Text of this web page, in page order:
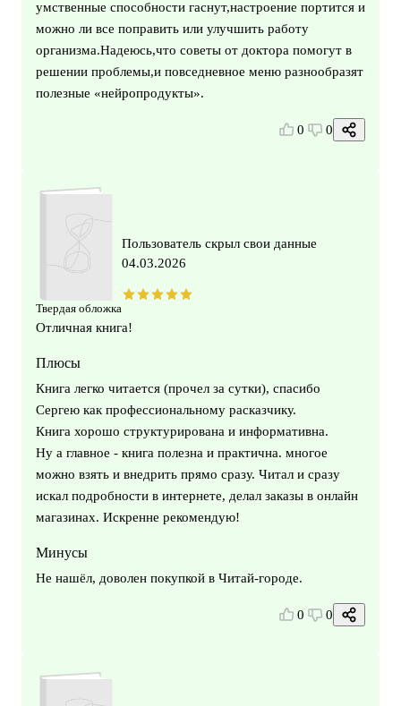
умственные способности гаснут,настроение портится и
можно ли все поправить или улучшить работу
организма.Надеюсь,что советы от доктора помогут в
решении проблемы,и повседневное меню разнообразят
полезные «нейропродукты».
0 0
Твердая обложка
Пользователь скрыл свои данные
04.03.2026
Отличная книга!
Плюсы
Книга легко читается (прочел за сутки), спасибо
Сергею как профессиональному расказчику.
Книга хорошо структурирована и информативна.
Ну а главное - книга полезна и практична. многое
можно взять и внедрить прямо сразу. Читал и сразу
искал подробности в интернете, делал заказы в онлайн
магазинах. Искренне рекомендую!
Минусы
Не нашёл, доволен покупкой в Читай-городе.
0 0